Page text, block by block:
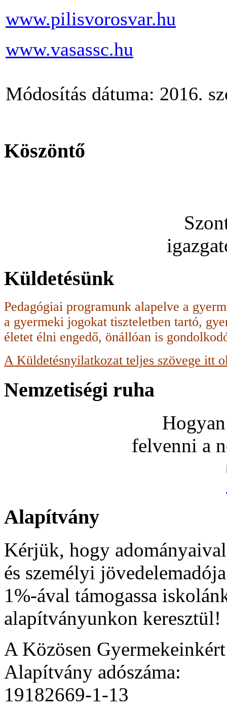
www.pilisvorosvar.hu
www.vasassc.hu
Módosítás dátuma: 2016.
Köszöntő
Küldetésünk
Pedagógiai programunk alapelve a
a gyermeki jogokat tiszteletben tartó,
életet élni engedő, önállóan is
A Küldetésnyilatkozat teljes szövege itt
Nemzetiségi ruha
felvenni a
Alapítvány
Kérjük, hogy adományaival
és személyi jövedelemadója
1%-ával támogassa
alapítványunkon keresztül!
A Közösen
Alapítvány adószáma:
19182669-1-13